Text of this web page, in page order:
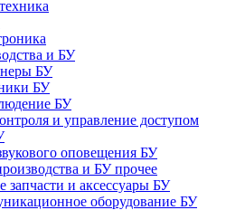
и БУ
БУ
БУ
БУ
и управление доступом
оповещения БУ
и БУ прочее
запчасти и аксессуары БУ
оборудование БУ